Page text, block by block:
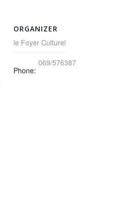
ORGANIZER
le Foyer Culturel
Phone:
069/576387